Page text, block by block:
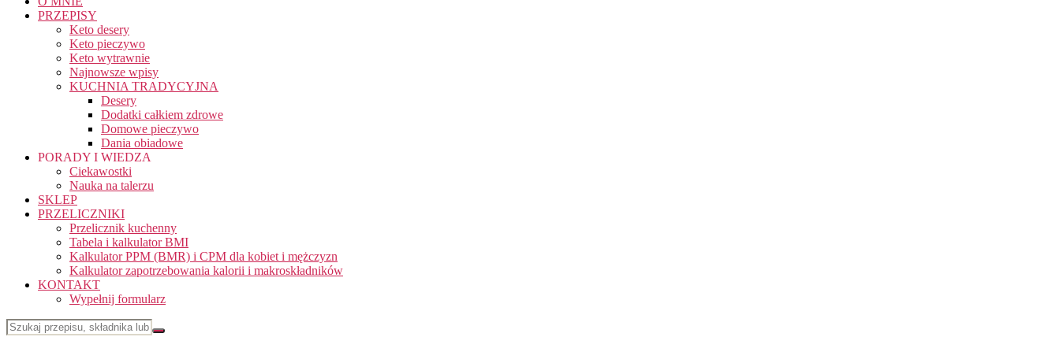
PRZEPISY
Keto desery
Keto pieczywo
Keto wytrawnie
Najnowsze wpisy
KUCHNIA TRADYCYJNA
Desery
Dodatki całkiem zdrowe
Domowe pieczywo
Dania obiadowe
PORADY I WIEDZA
Ciekawostki
Nauka na talerzu
SKLEP
PRZELICZNIKI
Przelicznik kuchenny
Tabela i kalkulator BMI
Kalkulator PPM (BMR) i CPM dla kobiet i mężczyzn
Kalkulator zapotrzebowania kalorii i makroskładników
KONTAKT
Wypełnij formularz